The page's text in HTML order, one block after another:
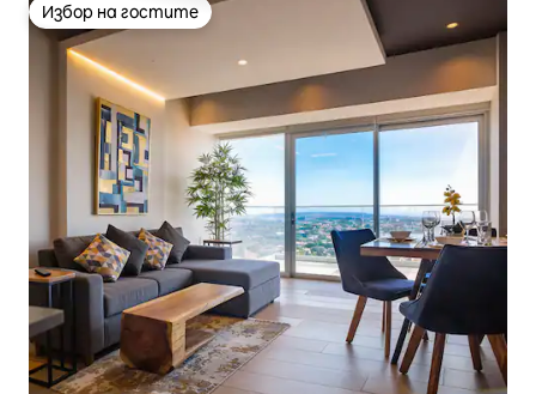
Избор на гостите
Избор на гостите